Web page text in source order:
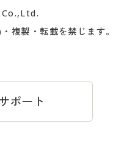
サイトマップ
忘れの場合
複製・転載を禁じます。
ポート